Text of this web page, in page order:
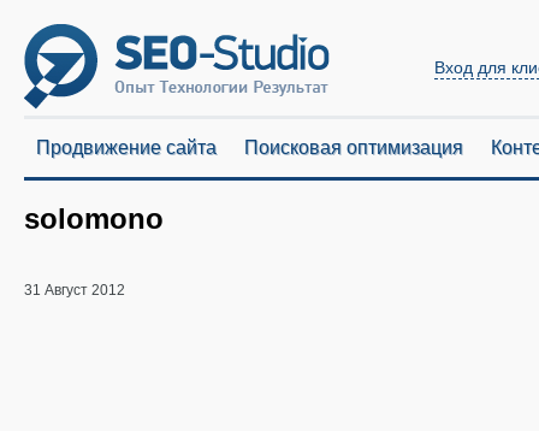
Вход для
Продвижение сайта Поисковая оптимизация
solomono
31 Август 2012